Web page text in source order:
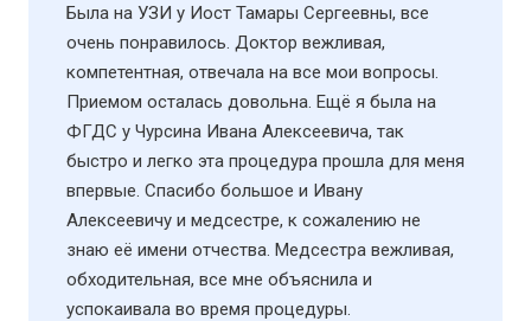
Была на УЗИ у Иост Тамары Сергеевны, все
очень понравилось. Доктор вежливая,
компетентная, отвечала на все мои вопросы.
Приемом осталась довольна. Ещё я была на
ФГДС у Чурсина Ивана Алексеевича, так
быстро и легко эта процедура прошла для меня
впервые. Спасибо большое и Ивану
Алексеевичу и медсестре, к сожалению не
знаю её имени отчества. Медсестра вежливая,
обходительная, все мне объяснила и
успокаивала во время процедуры.